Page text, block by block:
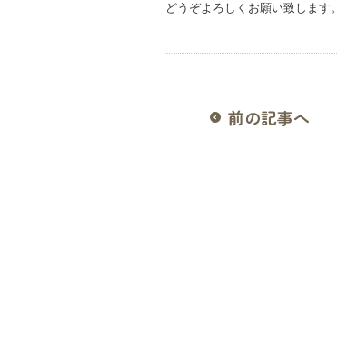
どうぞよろしくお願い致します。
前の記事へ